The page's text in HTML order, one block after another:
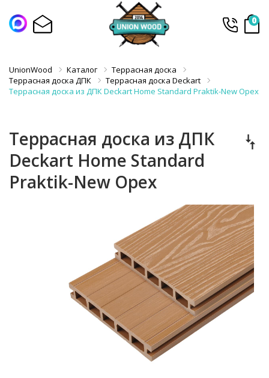
0
UnionWood Каталог
Террасная доска
Террасная доска ДПК
Террасная доска Deckart
Террасная доска из ДПК Deckart Home Standard Praktik-New Орех
Террасная доска из ДПК
Deckart Home Standard
Praktik-New Орех